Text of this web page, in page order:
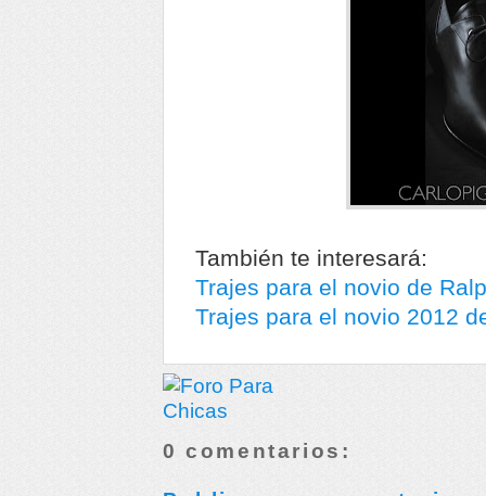
También te interesará:
Trajes para el novio de
Trajes para el novio 2012
0 comentarios: